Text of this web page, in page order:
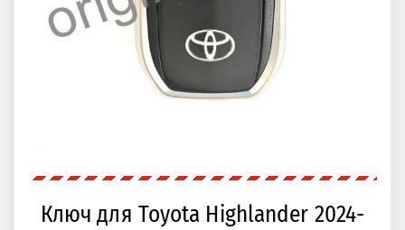
Ключ для Toyota Highlander 2024-